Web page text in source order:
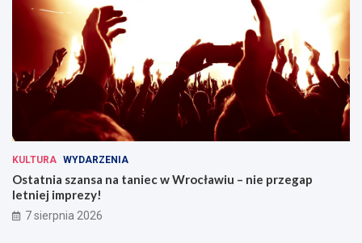
KULTURA WYDARZENIA
Ostatnia szansa na taniec w Wrocławiu – nie przegap
letniej imprezy!
7 sierpnia 2026